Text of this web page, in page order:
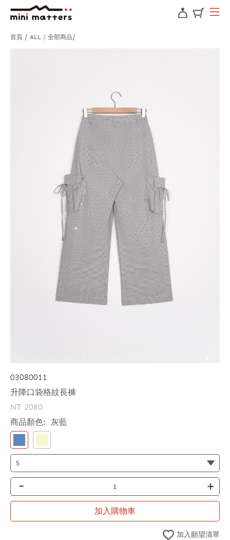
首頁 ALL / 全部商品
03080011
升降口袋格紋長褲
NT 2080
商品顏色:
灰藍
- +
加入購物車
加入願望清單